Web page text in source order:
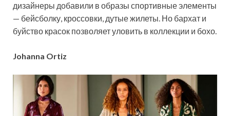
дизайнеры добавили в образы спортивные элементы
— бейсболку, кроссовки, дутые жилеты. Но бархат и
буйство красок позволяет уловить в коллекции и бохо.
Johanna Ortiz